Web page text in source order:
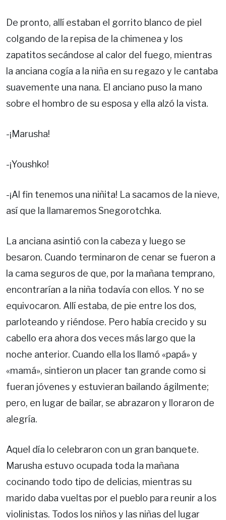
De pronto, allí estaban el gorrito blanco de piel
colgando de la repisa de la chimenea y los
zapatitos secándose al calor del fuego, mientras
la anciana cogía a la niña en su regazo y le cantaba
suavemente una nana. El anciano puso la mano
sobre el hombro de su esposa y ella alzó la vista.
-¡Marusha!
-¡Youshko!
-¡Al fin tenemos una niñita! La sacamos de la nieve,
así que la llamaremos Snegorotchka.
La anciana asintió con la cabeza y luego se
besaron. Cuando terminaron de cenar se fueron a
la cama seguros de que, por la mañana temprano,
encontrarían a la niña todavía con ellos. Y no se
equivocaron. Allí estaba, de pie entre los dos,
parloteando y riéndose. Pero había crecido y su
cabello era ahora dos veces más largo que la
noche anterior. Cuando ella los llamó «papá» y
«mamá», sintieron un placer tan grande como si
fueran jóvenes y estuvieran bailando ágilmente;
pero, en lugar de bailar, se abrazaron y lloraron de
alegría.
Aquel día lo celebraron con un gran banquete.
Marusha estuvo ocupada toda la mañana
cocinando todo tipo de delicias, mientras su
marido daba vueltas por el pueblo para reunir a los
violinistas. Todos los niños y las niñas del lugar